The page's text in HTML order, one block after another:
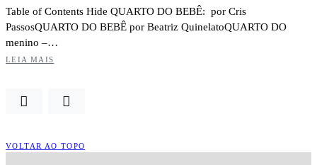
Table of Contents Hide QUARTO DO BEBÊ: por Cris
PassosQUARTO DO BEBÊ por Beatriz QuinelatoQUARTO DO
menino –…
LEIA MAIS
VOLTAR AO TOPO